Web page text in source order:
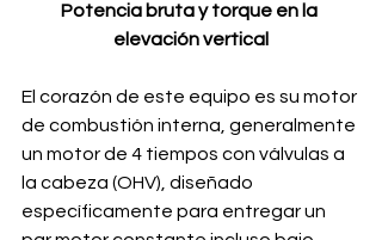
Potencia bruta y torque en la
elevación vertical
El corazón de este equipo es su motor
de combustión interna, generalmente
un motor de 4 tiempos con válvulas a
la cabeza (OHV), diseñado
específicamente para entregar un